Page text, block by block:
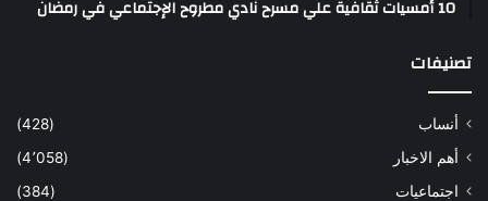
10 أمسيات ثقافية علي مسرح نادي مطروح الإجتماعي في رمضان
تصنيفات
أنساب
(428)
أهم الاخبار
(4٬058)
اجتماعيات
(384)